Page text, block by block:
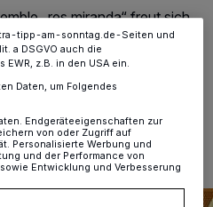
„res miranda“ freut sich
Datenschutzerklärung.
tipp-am-sonntag.de-Seiten und
a DSGVO auch die
z.B. in den USA ein.
Daten, um Folgendes
Endgeräteeigenschaften zur
von oder Zugriff auf
Personalisierte Werbung und
und der Performance von
Entwicklung und Verbesserung